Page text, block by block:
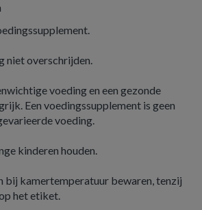
niet overschrijden.
voeding en een gezonde
Een voedingssupplement is geen
voeding.
kinderen houden.
bij kamertemperatuur bewaren, tenzij
het etiket.